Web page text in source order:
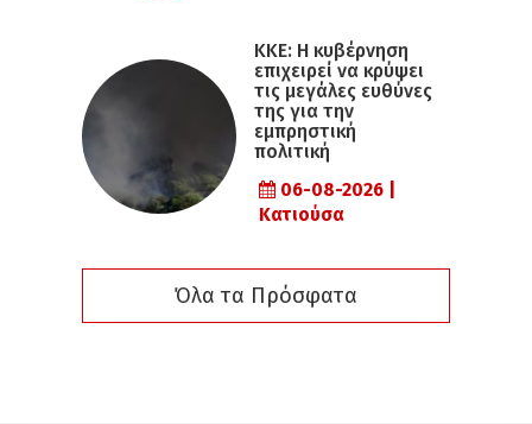
ΚΚΕ: Η κυβέρνηση
επιχειρεί να κρύψει
τις μεγάλες ευθύνες
της για την
εμπρηστική
πολιτική
06-08-2026 |
Κατιούσα
Όλα τα Πρόσφατα